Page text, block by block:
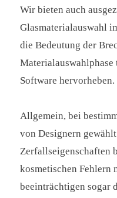
Wir bieten auch
Glasmaterialauswahl
die Bedeutung der
Software hervorheben.
Allgemein, bei
von Designern
Zerfallseigenschaften
kosmetischen Fehlern
beeinträchtigen sogar